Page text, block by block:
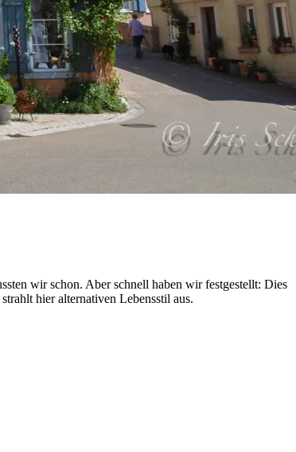
wir schon. Aber schnell haben wir festgestellt: Dies
hier alternativen Lebensstil aus.